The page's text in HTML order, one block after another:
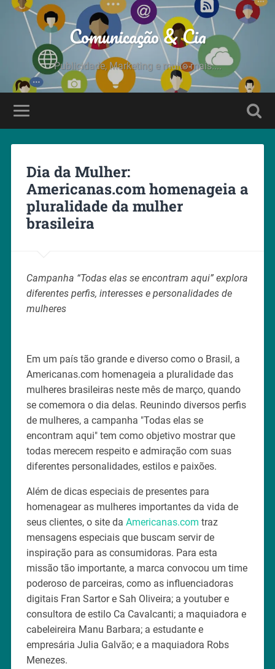
Comunicação & Cia
Publicidade, Marketing e muito mais....
Dia da Mulher:
Americanas.com homenageia a
pluralidade da mulher
brasileira
Campanha “Todas elas se encontram aqui” explora
diferentes perfis, interesses e personalidades de
mulheres
Em um país tão grande e diverso como o Brasil, a
Americanas.com homenageia a pluralidade das
mulheres brasileiras neste mês de março, quando
se comemora o dia delas. Reunindo diversos perfis
de mulheres, a campanha "Todas elas se
encontram aqui" tem como objetivo mostrar que
todas merecem respeito e admiração com suas
diferentes personalidades, estilos e paixões.
Além de dicas especiais de presentes para
homenagear as mulheres importantes da vida de
seus clientes, o site da Americanas.com traz
mensagens especiais que buscam servir de
inspiração para as consumidoras. Para esta
missão tão importante, a marca convocou um time
poderoso de parceiras, como as influenciadoras
digitais Fran Sartor e Sah Oliveira; a youtuber e
consultora de estilo Ca Cavalcanti; a maquiadora e
cabeleireira Manu Barbara; a estudante e
empresária Julia Galvão; e a maquiadora Robs
Menezes.